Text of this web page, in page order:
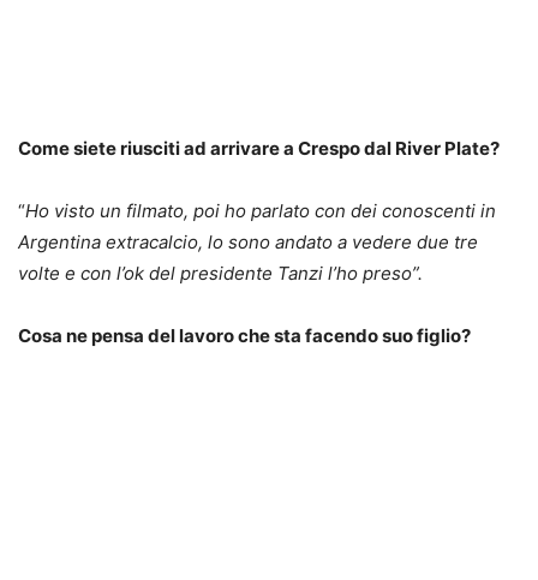
Come siete riusciti ad arrivare a Crespo dal River Plate?
“Ho visto un filmato, poi ho parlato con dei conoscenti in
Argentina extracalcio, lo sono andato a vedere due tre
volte e con l’ok del presidente Tanzi l’ho preso”.
Cosa ne pensa del lavoro che sta facendo suo figlio?